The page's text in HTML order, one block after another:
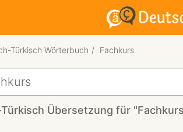
Türkisch Wörterbuch Fachkurs
Übersetzung für